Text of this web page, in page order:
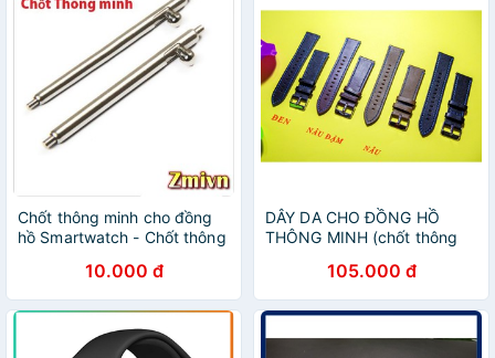
Chốt thông minh cho đồng
hồ Smartwatch - Chốt thông
thông minh (1đôi)
10.000 đ
DÂY DA CHO ĐỒNG HỒ
THÔNG MINH (chốt thông
105.000 đ